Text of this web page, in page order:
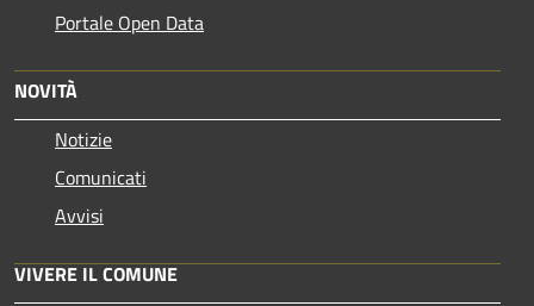
Portale Open Data
NOVITÀ
Notizie
Comunicati
Avvisi
VIVERE IL COMUNE